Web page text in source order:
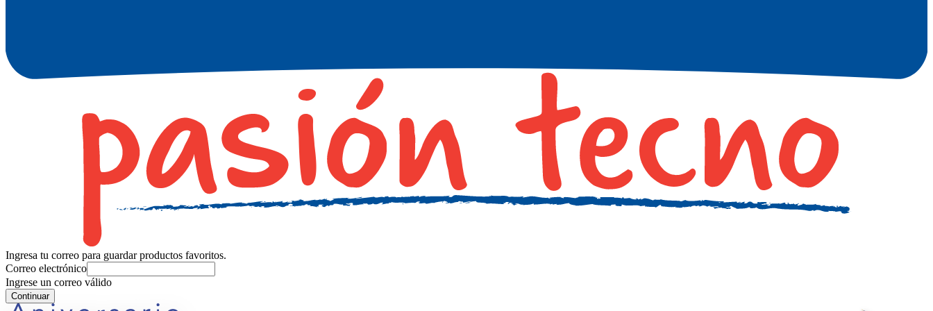
Ingresa tu correo para guardar productos favoritos.
Correo electrónico
Ingrese un correo válido
Continuar